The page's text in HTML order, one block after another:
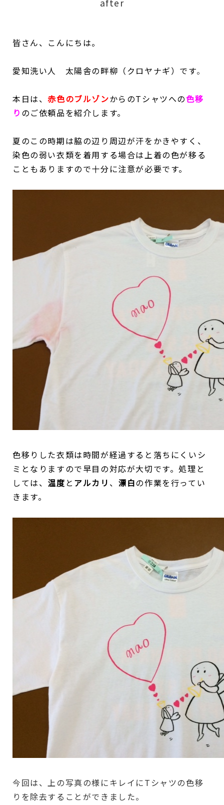
after
皆さん、こんにちは。
愛知洗い人 太陽舎の畔柳（クロヤナギ）です。
本日は、赤色のブルゾンからのTシャツへの色移
り のご依頼品を紹介します。
夏のこの時期は脇の辺り周辺が汗をかきやすく、
染色の弱い衣類を着用する場合は上着の色が移る
こともありますので十分に注意が必要です。
色移りした衣類は時間が経過すると落ちにくいシ
ミとなりますので早目の対応が大切です。処理と
しては、 温度 と アルカリ 、 漂白の作業を行ってい
きます。
今回は、上の写真の様にキレイにTシャツの色移
りを除去することができました。